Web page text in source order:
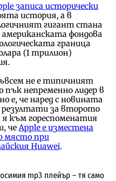
записа исторически
история, а в
гигант стана
фондова
граница
(1 трилион)
не е типичният
непременно лидер в
е, че наред с новината
резултати за второто
към гореспоменатия
че Apple е изместена
място при
Huawei.
mp3 плейър – тя само